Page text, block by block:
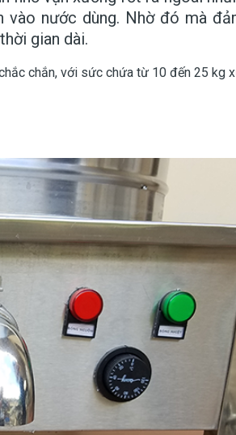
nước dùng. Nhờ đó mà
gian dài.
chắn, với sức chứa từ 10 đến 25 kg